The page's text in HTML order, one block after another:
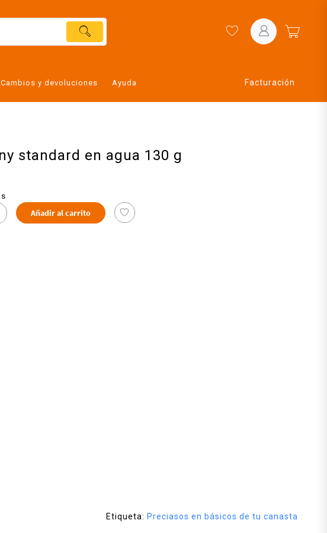
Cambios y devoluciones Ayuda Facturación
standard en agua 130 g
Añadir al carrito
Etiqueta: Preciasos en básicos de tu canasta